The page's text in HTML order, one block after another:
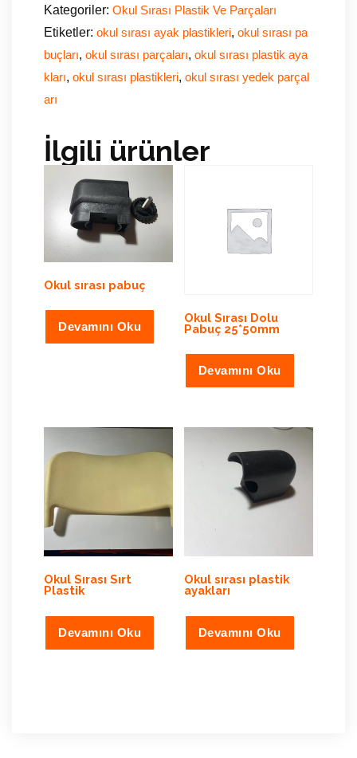
Kategoriler: Okul Sırası Plastik Ve Parçaları
Etiketler: okul sırası ayak plastikleri, okul sırası pa
buçları, okul sırası parçaları, okul sırası plastik aya
kları, okul sırası plastikleri, okul sırası yedek parçal
arı
İlgili ürünler
Okul sırası pabuç
Devamını Oku
Okul Sırası Dolu
Pabuç 25*50mm
Devamını Oku
Okul Sırası Sırt
Plastik
Devamını Oku
Okul sırası plastik
ayakları
Devamını Oku